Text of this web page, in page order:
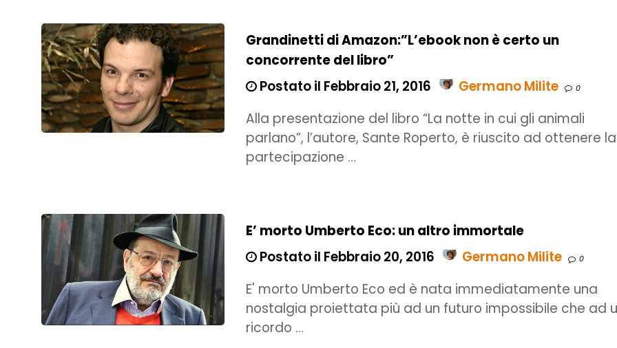
Grandinetti di Amazon:”L’ebook non è certo un
concorrente del libro”
Postato il Febbraio 21, 2016
Germano Milite 0
Alla presentazione del libro “La notte in cui gli animali
parlano”, l’autore, Sante Roperto, è riuscito ad ottenere la
partecipazione …
E’ morto Umberto Eco: un altro immortale
Postato il Febbraio 20, 2016
Germano Milite 0
E' morto Umberto Eco ed è nata immediatamente una
nostalgia proiettata più ad un futuro impossibile che ad
ricordo …